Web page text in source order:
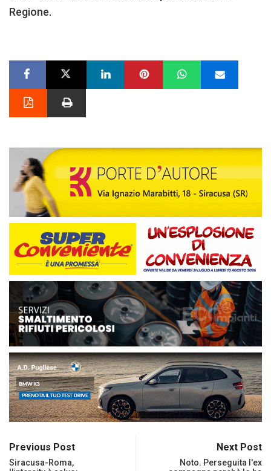
Regione.
Previous Post
Siracusa-Roma,
Next Post
Noto. Perseguita l'ex